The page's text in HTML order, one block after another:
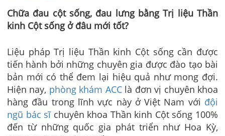
Chữa đau cột sống, đau lưng bằng Trị liệu Thần
kinh Cột sống ở đâu mới tốt?
Liệu pháp Trị liệu Thần kinh Cột sống cần được
tiến hành bởi những chuyên gia được đào tạo bài
bản mới có thể đem lại hiệu quả như mong đợi.
Hiện nay, phòng khám ACClà đơn vị chuyên khoa
hàng đầu trong lĩnh vực này ở Việt Nam với đội
ngũ bác sĩchuyên khoa Thần kinh Cột sống 100%
đến từ những quốc gia phát triển như Hoa Kỳ,